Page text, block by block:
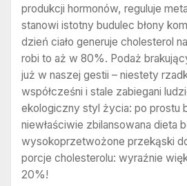
produkcji hormonów, reguluje
stanowi istotny budulec błony
dzień ciało generuje cholesterol
robi to aż w 80%. Podaż
już w naszej gestii – niestety
współcześni i stale zabiegani
ekologiczny styl życia: po prostu
niewłaściwie zbilansowana dieta
wysokoprzetwożone przekąski
porcje cholesterolu: wyraźnie
20%!